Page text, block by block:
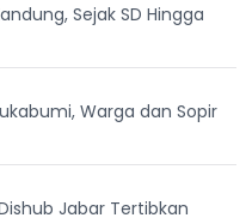
Sejak SD Hingga
Warga dan Sopir
Jabar Tertibkan